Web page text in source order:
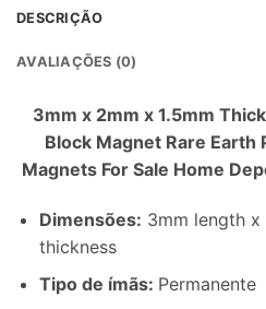
DESCRIÇÃO
AVALIAÇÕES (0)
3mm x 2mm x 1.5mm
Block Magnet Rare Earth
Magnets For Sale Home
Dimensões: 3mm length x
thickness
Tipo de ímãs: Permanente